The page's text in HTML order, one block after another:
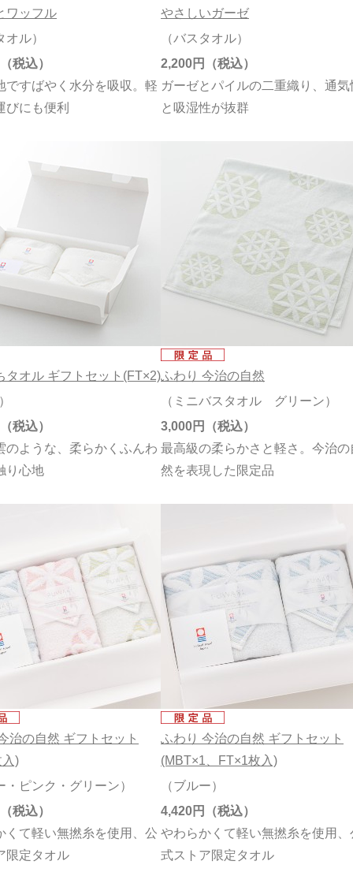
ワッフル
ル）
ですばやく水分を吸収。軽
びにも便利
やさしいガーゼ
（バスタオル）
ガーゼとパイルの二重織り、通気
と吸湿性が抜群
2,200円
タオル ギフトセット(FT×2)
のような、柔らかくふんわ
り心地
ふわり 今治の自然
（ミニバスタオル グリーン）
最高級の柔らかさと軽さ。今治の
然を表現した限定品
3,000円
治の自然 ギフトセット
)
・ピンク・グリーン）
くて軽い無撚糸を使用、公
限定タオル
ふわり 今治の自然 ギフトセット
(MBT×1、FT×1枚入)
（ブルー）
やわらかくて軽い無撚糸を使用、
式ストア限定タオル
4,420円